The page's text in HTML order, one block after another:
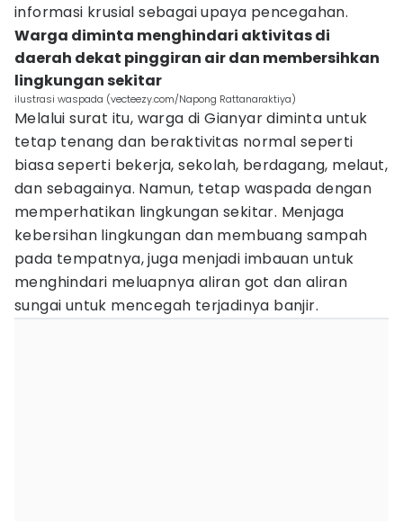
informasi krusial sebagai upaya pencegahan.
Warga diminta menghindari aktivitas di
daerah dekat pinggiran air dan membersihkan
lingkungan sekitar
ilustrasi waspada (vecteezy.com/Napong Rattanaraktiya)
Melalui surat itu, warga di Gianyar diminta untuk
tetap tenang dan beraktivitas normal seperti
biasa seperti bekerja, sekolah, berdagang, melaut,
dan sebagainya. Namun, tetap waspada dengan
memperhatikan lingkungan sekitar. Menjaga
kebersihan lingkungan dan membuang sampah
pada tempatnya, juga menjadi imbauan untuk
menghindari meluapnya aliran got dan aliran
sungai untuk mencegah terjadinya banjir.